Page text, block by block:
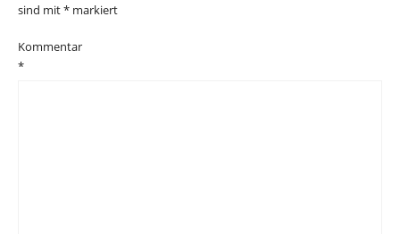
sind mit* markiert
Kommentar
*